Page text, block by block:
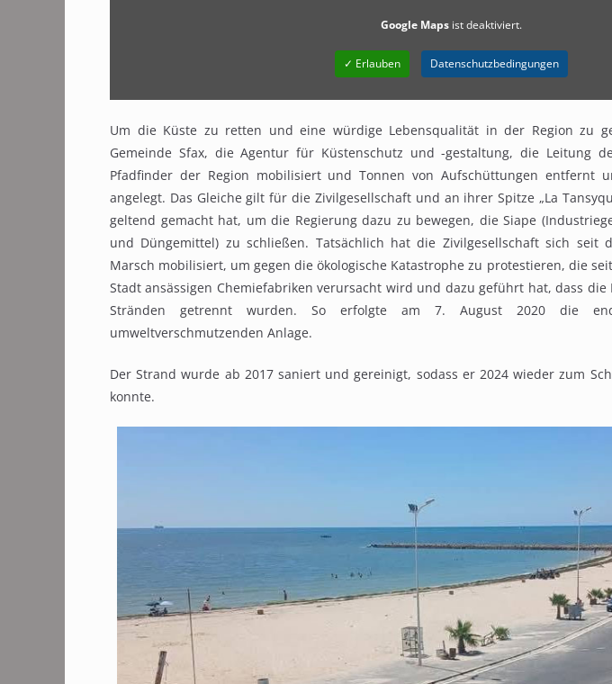
Google Mapsist deaktiviert.
✓ Erlauben Datenschutzbedingungen
Um die Küste zu retten und eine würdige Lebensqualität in der Region zu
Gemeinde Sfax, die Agentur für Küstenschutz und -gestaltung, die Leitung
Pfadfinder der Region mobilisiert und Tonnen von Aufschüttungen entfernt
angelegt. Das Gleiche gilt für die Zivilgesellschaft und an ihrer Spitze „La
geltend gemacht hat, um die Regierung dazu zu bewegen, die Siape
und Düngemittel) zu schließen. Tatsächlich hat die Zivilgesellschaft sich seit
Marsch mobilisiert, um gegen die ökologische Katastrophe zu protestieren, die
Stadt ansässigen Chemiefabriken verursacht wird und dazu geführt hat, dass die
Stränden getrennt wurden. So erfolgte am 7. August 2020 die
umweltverschmutzenden Anlage.
Der Strand wurde ab 2017 saniert und gereinigt, sodass er 2024 wieder zum
konnte.